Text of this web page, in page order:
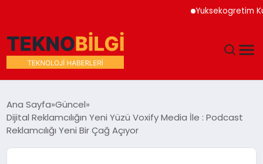
Yuksekogretim
DÜNYA
Ana Sayfa Güncel
Dijital Reklamcılığın Yeni Yüzü Voxify Media İle : Podcast
Reklamcılığı Yeni Bir Çağ Açıyor